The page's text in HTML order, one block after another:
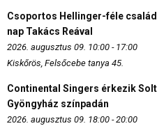
Csoportos Hellinger-féle
nap Takács Reával
2026. augusztus 09. 10:00 - 17:00
Kiskőrös, Felsőcebe tanya 45.
Continental Singers érkezik
Gyöngyház színpadán
2026. augusztus 09. 18:00 - 20:00